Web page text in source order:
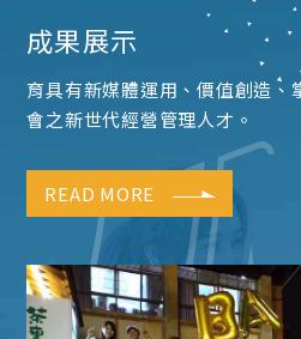
成果展示
育具有新媒體運用、價值創造、
會之新世代經營管理人才。
READ MORE